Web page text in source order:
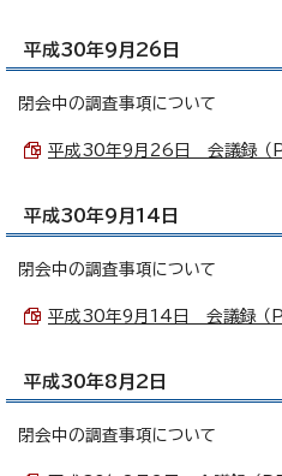
平成30年9月26日
閉会中の調査事項について
平成30年9月26日 会議録 （
平成30年9月14日
閉会中の調査事項について
平成30年9月14日 会議録 （
平成30年8月2日
閉会中の調査事項について